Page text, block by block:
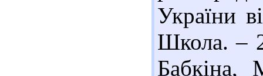
України
Школа. –
Бабкіна,